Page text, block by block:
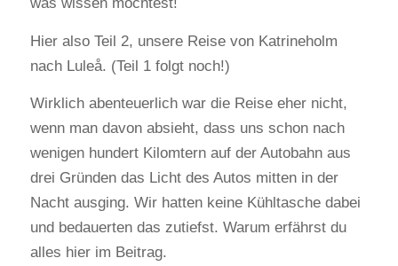
Hier also Teil 2, unsere Reise von Katrineholm
nach Luleå. (Teil 1 folgt noch!)
Wirklich abenteuerlich war die Reise eher nicht,
wenn man davon absieht, dass uns schon nach
wenigen hundert Kilomtern auf der Autobahn aus
drei Gründen das Licht des Autos mitten in der
Nacht ausging. Wir hatten keine Kühltasche dabei
und bedauerten das zutiefst. Warum erfährst du
alles hier im Beitrag.